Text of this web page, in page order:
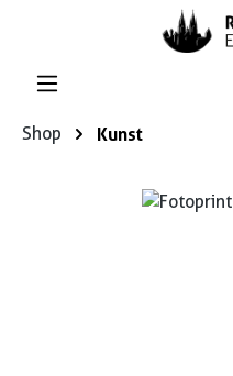
Zum Hauptinhalt springen
Shop Kunst
Bildergalerie überspringen